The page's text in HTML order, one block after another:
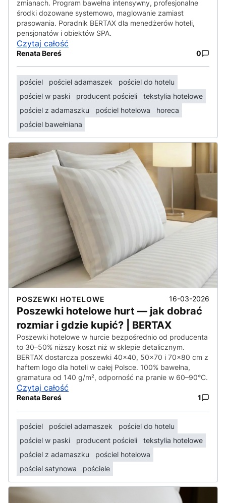
zmianach. Program bawełna intensywny, profesjonalne
środki dozowane systemowo, maglowanie zamiast
prasowania. Poradnik BERTAX dla menedżerów hoteli,
pensjonatów i obiektów SPA.
Czytaj całość
Renata Bereś 0
pościel pościel adamaszek
pościel do hotelu
pościel w paski
producent pościeli
tekstylia hotelowe
pościel z adamaszku
pościel hotelowa
horeca
pościel bawełniana
POSZEWKI HOTELOWE 16-03-2026
Poszewki hotelowe hurt — jak dobrać
rozmiar i gdzie kupić? | BERTAX
Poszewki hotelowe w hurcie bezpośrednio od producenta
to 30–50% niższy koszt niż w sklepie detalicznym.
BERTAX dostarcza poszewki 40×40, 50×70 i 70×80 cm z
haftem logo dla hoteli w całej Polsce. 100% bawełna,
gramatura od 140 g/m², odporność na pranie w 60–90°C.
Czytaj całość
Renata Bereś 1
pościel pościel adamaszek
pościel do hotelu
pościel w paski
producent pościeli
tekstylia hotelowe
pościel z adamaszku
pościel hotelowa
pościel satynowa
pościele